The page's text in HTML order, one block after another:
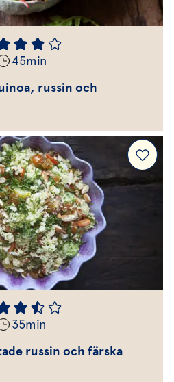
45min
russin och
35min
russin och färska